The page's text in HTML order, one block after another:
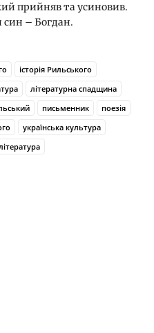
прийняв та усиновив.
син – Богдан.
історія Рильського
літературна спадщина
письменник
поезія
українська культура